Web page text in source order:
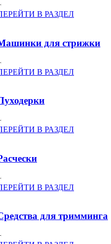
В РАЗДЕЛ
для стрижки
В РАЗДЕЛ
В РАЗДЕЛ
В РАЗДЕЛ
для тримминга